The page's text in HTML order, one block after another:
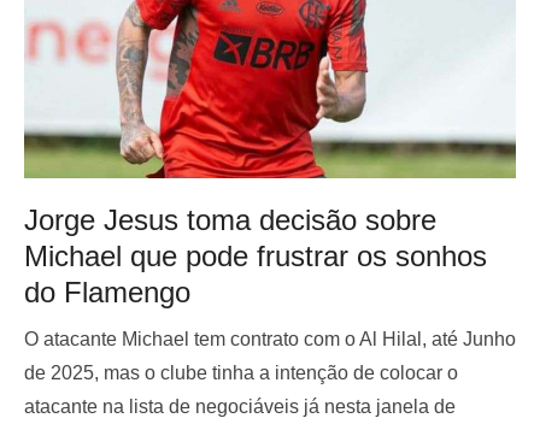
Jorge Jesus toma decisão sobre
Michael que pode frustrar os sonhos
do Flamengo
O atacante Michael tem contrato com o Al Hilal, até Junho
de 2025, mas o clube tinha a intenção de colocar o
atacante na lista de negociáveis já nesta janela de